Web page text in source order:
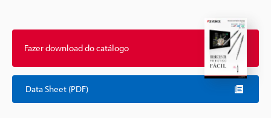
Fazer download do catálogo
Data Sheet (PDF)